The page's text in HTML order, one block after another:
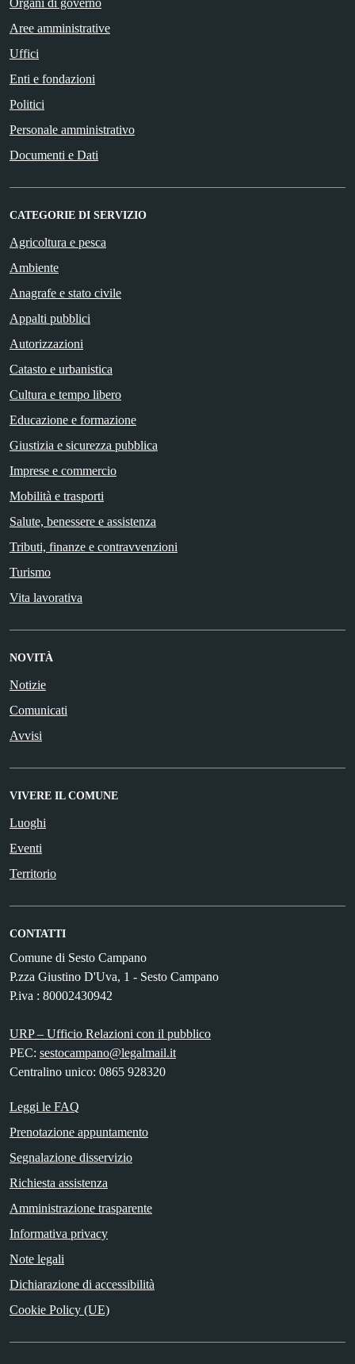
Aree amministrative
Uffici
Enti e fondazioni
Politici
Personale amministrativo
Documenti e Dati
CATEGORIE DI SERVIZIO
Agricoltura e pesca
Ambiente
Anagrafe e stato civile
Appalti pubblici
Autorizzazioni
Catasto e urbanistica
Cultura e tempo libero
Educazione e formazione
Giustizia e sicurezza pubblica
Imprese e commercio
Mobilità e trasporti
Salute, benessere e assistenza
Tributi, finanze e contravvenzioni
Turismo
Vita lavorativa
NOVITÀ
Notizie
Comunicati
Avvisi
VIVERE IL COMUNE
Luoghi
Eventi
Territorio
CONTATTI
Comune di Sesto Campano
P.zza Giustino D'Uva, 1 - Sesto Campano
P.iva : 80002430942
URP – Ufficio Relazioni con il pubblico
PEC: sestocampano@legalmail.it
Centralino unico: 0865 928320
Leggi le FAQ
Prenotazione appuntamento
Segnalazione disservizio
Richiesta assistenza
Amministrazione trasparente
Informativa privacy
Note legali
Dichiarazione di accessibilità
Cookie Policy (UE)